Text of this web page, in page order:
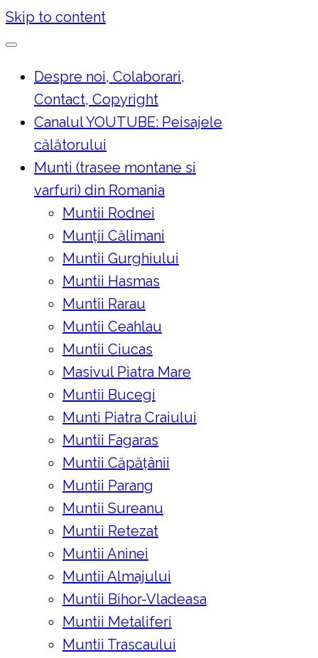
Skip to content
Despre noi, Colaborari,
Contact, Copyright
Canalul YOUTUBE: Peisajele
călătorului
Munti (trasee montane si
varfuri) din Romania
Muntii Rodnei
Munţii Călimani
Muntii Gurghiului
Muntii Hasmas
Muntii Rarau
Muntii Ceahlau
Muntii Ciucas
Masivul Piatra Mare
Muntii Bucegi
Munti Piatra Craiului
Muntii Fagaras
Muntii Căpățânii
Muntii Parang
Muntii Sureanu
Muntii Retezat
Muntii Aninei
Muntii Almajului
Muntii Bihor-Vladeasa
Muntii Metaliferi
Muntii Trascaului